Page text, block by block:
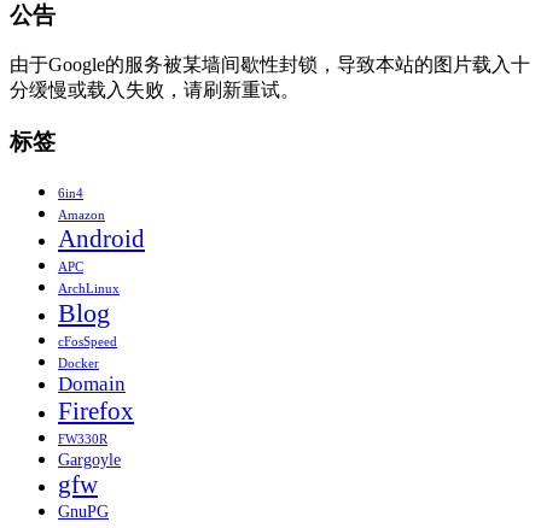
公告
由于Google的服务被某墙间歇性封锁，导致本站的图片载入十
分缓慢或载入失败，请刷新重试。
标签
6in4
Amazon
Android
APC
ArchLinux
Blog
cFosSpeed
Docker
Domain
Firefox
FW330R
Gargoyle
gfw
GnuPG